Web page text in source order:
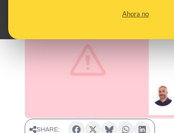
Ahora no
SHARE: